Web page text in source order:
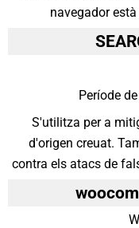
navegador
Període
S'utilitza per a
d'origen creuat.
contra els atacs de